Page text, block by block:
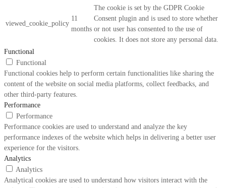
viewed_cookie_policy
11
months
The cookie is set by the GDPR Cookie
Consent plugin and is used to store whether
or not user has consented to the use of
cookies. It does not store any personal data.
Functional
Functional
Functional cookies help to perform certain functionalities like sharing the
content of the website on social media platforms, collect feedbacks, and
other third-party features.
Performance
Performance
Performance cookies are used to understand and analyze the key
performance indexes of the website which helps in delivering a better user
experience for the visitors.
Analytics
Analytics
Analytical cookies are used to understand how visitors interact with the